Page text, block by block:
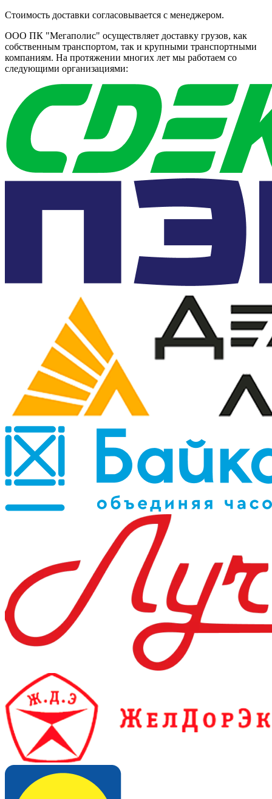
Стоимость доставки согласовывается с менеджером.
ООО ПК "Мегаполис" осуществляет доставку грузов, как
собственным транспортом, так и крупными транспортными
компаниям. На протяжении многих лет мы работаем со
следующими организациями: